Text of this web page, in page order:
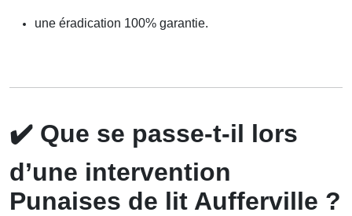
une éradication 100% garantie.
✔️ Que se passe-t-il lors
d’une intervention
Punaises de lit Aufferville ?